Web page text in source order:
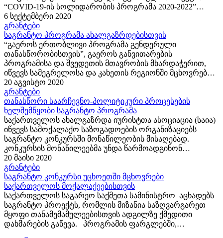
“COVID-19-ის სოლიდარობის პროგრამა 2020-2022”
ფარგლებში. პროექტი ხორციელდება ევროკავშირის
დაფინანსებით. თუ თქვენ: წარმოადგენთ არასამეწარმეო
(არაკომერციულ) იურიდიულ პირს...
6 სექტემბერი 2020
გრანტები
საგრანტო პროგრამა ახალგაზრდებისთვის
“გაეროს ერთობლივი პროგრამა გენდერული
თანასწორობისთვის”, გაეროს განვითარების
პროგრამისა და შვედეთის მთავრობის მხარდაჭერით,
იწვევს სამეგრელოსა და კახეთის რეგიონში მცხოვრებ
18-21 წლის ახალგაზრდებს საგრანტო
პროგრამაში “ახალბედა ამომრჩევლების ცნობიერების
გაზრდა თანასწორი პოლიტიკური ჩართულობის შესახებ”
მონაწილეობის...
20 აგვისტო 2020
გრანტები
თანასწორი საარჩევნო-პოლიტიკური პროცესების
ხელშემწყობი საგრანტო პროგრამა
საქართველოს ახალგაზრდა იურისტთა ასოციაცია (საია)
იწვევს სამოქალაქო საზოგადოების ორგანიზაციებს
საგრანტო კონკურსში მონაწილეობის მისაღებად.
კონკურსის მონაწილეებმა უნდა წარმოადგინონ
პოლიტიკური თანასწორობის კვლევის მეთოდოლოგიის
შემუშავების გზები. საგრანტო კონკურსი ცხადდება აშშ-ს
საერთაშორისო განვითარების სააგენტოს...
20 მაისი 2020
გრანტები
საგრანტო კონკურსი უცხოეთში მცხოვრები
საქართველოს მოქალაქეებისთვის
საქართველოს საგარეო საქმეთა სამინისტრო აცხადებს
საგრანტო პროექტს, რომლის მიზანია საზღვარგარეთ
მყოფი თანამემამულეებისთვის ადგილზე ქმედითი
დახმარების გაწევა. პროგრამის ფარგლებში,